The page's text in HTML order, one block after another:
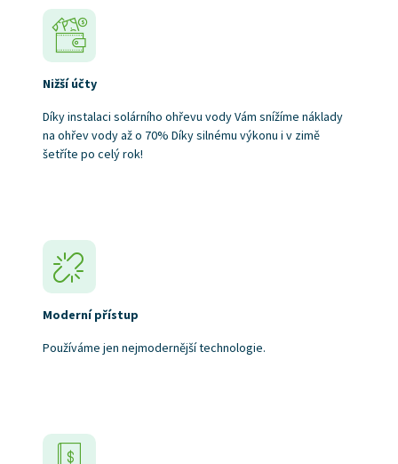
Nižší účty
Díky instalaci solárního ohřevu vody Vám snížíme náklady
na ohřev vody až o 70% Díky silnému výkonu i v zimě
šetříte po celý rok!
Moderní přístup
Používáme jen nejmodernější technologie.